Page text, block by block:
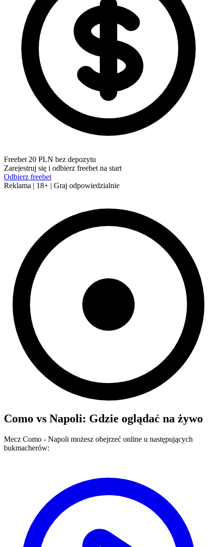
Freebet 20 PLN bez depozytu
Zarejestruj się i odbierz freebet na start
Odbierz freebet
Reklama | 18+ | Graj odpowiedzialnie
Como vs Napoli: Gdzie oglądać na żywo
Mecz Como - Napoli możesz obejrzeć online u następujących
bukmacherów: